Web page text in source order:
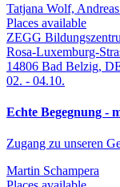
Tatjana Wolf,
Places available
ZEGG
Rosa-Luxemburg-
14806 Bad Belzig,
02. - 04.10.
Echte Begegnung -
Zugang zu unseren
Martin Schampera